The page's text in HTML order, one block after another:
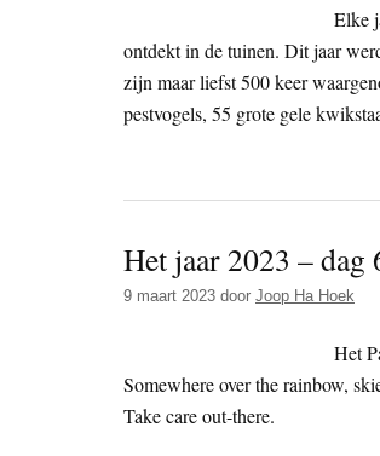
Elke
ontdekt in de tuinen. Dit jaar
zijn maar liefst 500 keer
pestvogels, 55 grote gele
Het jaar 2023 – dag
9 maart 2023 door Joop Ha Hoek
Het
Somewhere over the rainbow,
Take care out-there.